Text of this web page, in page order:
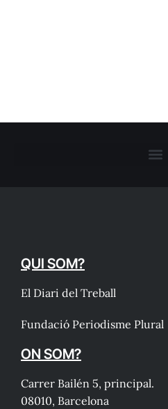
QUI SOM?
El Diari del Treball
Fundació Periodisme Plural
ON SOM?
Carrer Bailén 5, principal.
08010, Barcelona